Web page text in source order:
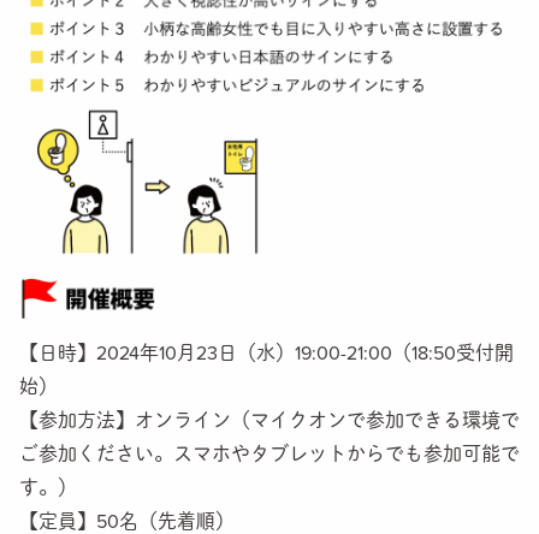
【日時】2024年10月23日（水）19:00-21:00（18:50受付開
始）
【参加方法】オンライン（マイクオンで参加できる環境で
ご参加ください。スマホやタブレットからでも参加可能で
す。）
【定員】50名（先着順）